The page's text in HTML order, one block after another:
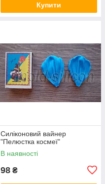
Купити
Силіконовий вайнер
"Пелюстка космеї"
В наявності
98 ₴